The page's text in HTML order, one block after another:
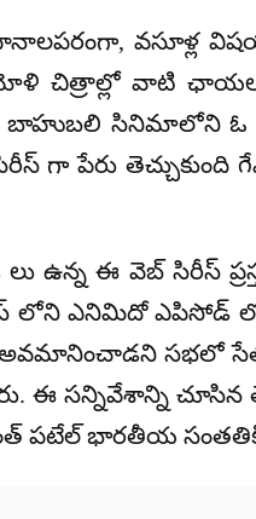
చిత్రాల్లో వాటి
బాహుబలి సినిమాలోని ఓ
గా పేరు తెచ్చుకుంది
ఉన్న ఈ వెబ్ సిరీస్
లోని ఎనిమిదో ఎపిసోడ్
సభలో
సన్నివేశాన్ని చూసిన
పటేల్ భారతీయ